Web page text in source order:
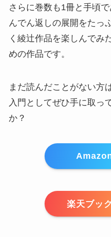
さらに巻数も1冊と手頃
んでん返しの展開をたっ
く綾辻作品を楽しんでみ
めの作品です。
まだ読んだことがない方
入門としてぜひ手に取っ
か？
楽天ブッ